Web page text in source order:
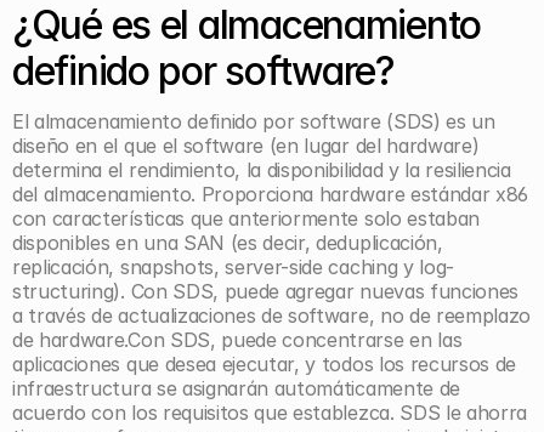
¿Qué es el almacenamiento
definido por software?
El almacenamiento definido por software (SDS) es un
diseño en el que el software (en lugar del hardware)
determina el rendimiento, la disponibilidad y la resiliencia
del almacenamiento. Proporciona hardware estándar x86
con características que anteriormente solo estaban
disponibles en una SAN (es decir, deduplicación,
replicación, snapshots, server-side caching y log-
structuring). Con SDS, puede agregar nuevas funciones
a través de actualizaciones de software, no de reemplazo
de hardware.Con SDS, puede concentrarse en las
aplicaciones que desea ejecutar, y todos los recursos de
infraestructura se asignarán automáticamente de
acuerdo con los requisitos que establezca. SDS le ahorra